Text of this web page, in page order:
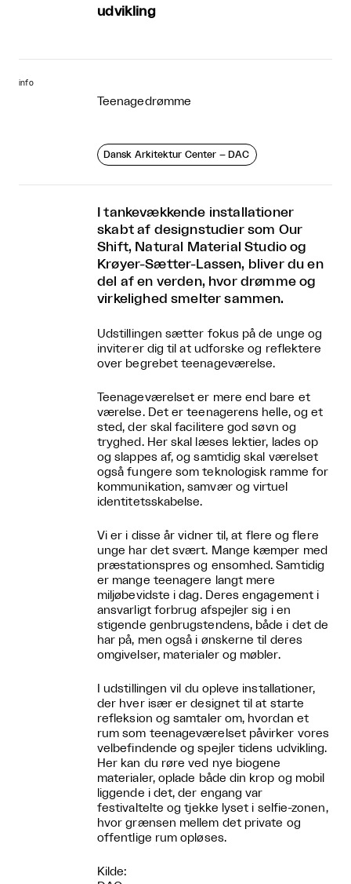
udvikling
info
Teenagedrømme
Dansk Arkitektur Center – DAC
I tankevækkende installationer
skabt af designstudier som Our
Shift, Natural Material Studio og
Krøyer-Sætter-Lassen, bliver du en
del af en verden, hvor drømme og
virkelighed smelter sammen.
Udstillingen sætter fokus på de unge og
inviterer dig til at udforske og reflektere
over begrebet teenageværelse.
Teenageværelset er mere end bare et
værelse. Det er teenagerens helle, og et
sted, der skal facilitere god søvn og
tryghed. Her skal læses lektier, lades op
og slappes af, og samtidig skal værelset
også fungere som teknologisk ramme for
kommunikation, samvær og virtuel
identitetsskabelse.
Vi er i disse år vidner til, at flere og flere
unge har det svært. Mange kæmper med
præstationspres og ensomhed. Samtidig
er mange teenagere langt mere
miljøbevidste i dag. Deres engagement i
ansvarligt forbrug afspejler sig i en
stigende genbrugstendens, både i det de
har på, men også i ønskerne til deres
omgivelser, materialer og møbler.
I udstillingen vil du opleve installationer,
der hver især er designet til at starte
refleksion og samtaler om, hvordan et
rum som teenageværelset påvirker vores
velbefindende og spejler tidens udvikling.
Her kan du røre ved nye biogene
materialer, oplade både din krop og mobil
liggende i det, der engang var
festivaltelte og tjekke lyset i selfie-zonen,
hvor grænsen mellem det private og
offentlige rum opløses.
Kilde: